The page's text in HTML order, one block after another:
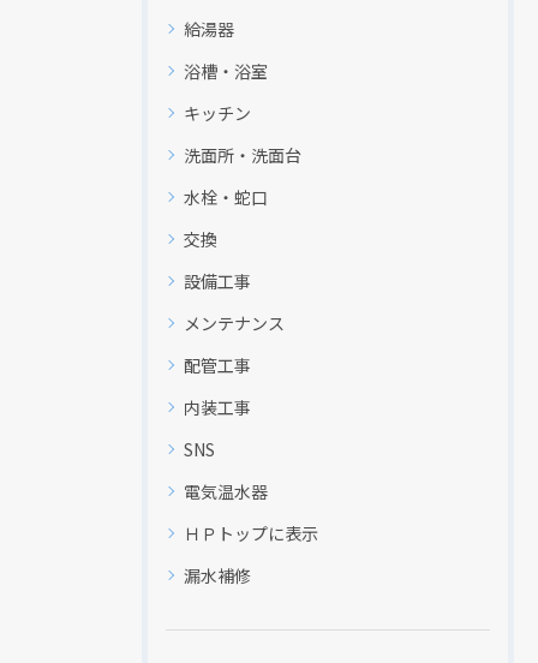
給湯器
浴槽・浴室
キッチン
洗面所・洗面台
水栓・蛇口
交換
設備工事
メンテナンス
配管工事
内装工事
SNS
電気温水器
ＨＰトップに表示
漏水補修
クリックでチラシのページにジャンプします